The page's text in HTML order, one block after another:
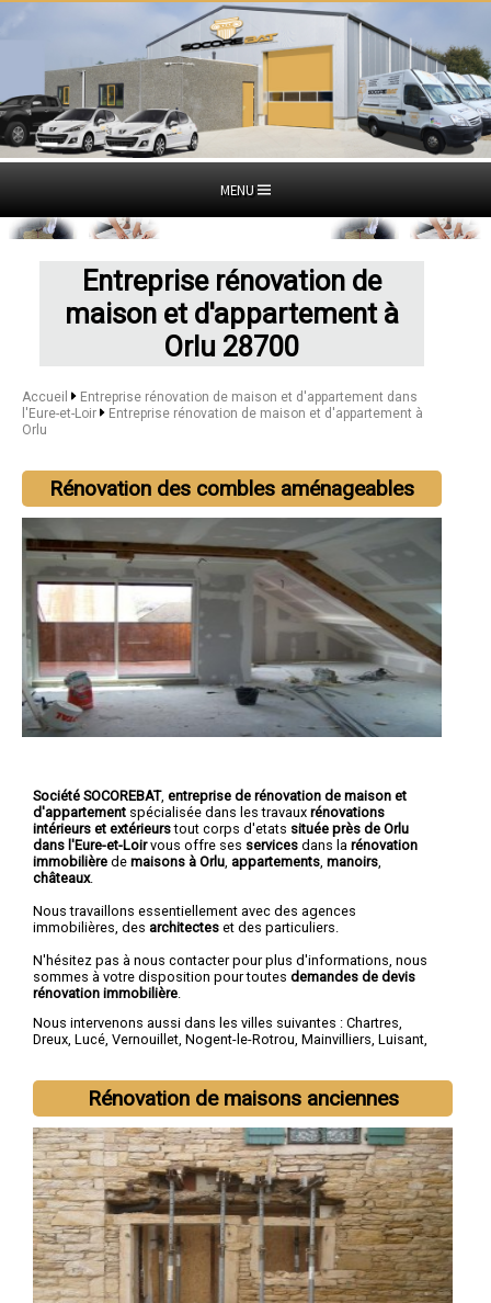
MENU
Entreprise rénovation de
maison et d'appartement à
Orlu 28700
Accueil
Entreprise rénovation de maison et d'appartement dans
l'Eure-et-Loir
Entreprise rénovation de maison et d'appartement à
Orlu
Rénovation des combles aménageables
Société SOCOREBAT, entreprise de rénovation de maison et
d'appartement spécialisée dans les travaux rénovations
intérieurs et extérieurstout corps d'etats située près de Orlu
dans l'Eure-et-Loirvous offre ses services dans la rénovation
immobilière de maisons à Orlu appartements manoirs
châteaux.
Nous travaillons essentiellement avec des agences
immobilières, des architectes et des particuliers.
N'hésitez pas à nous contacter pour plus d'informations, nous
sommes à votre disposition pour toutes demandes de devis
rénovation immobilière
Nous intervenons aussi dans les villes suivantes : Chartres,
Dreux, Lucé, Vernouillet, Nogent-le-Rotrou, Mainvilliers, Luisant,
Rénovation de maisons anciennes